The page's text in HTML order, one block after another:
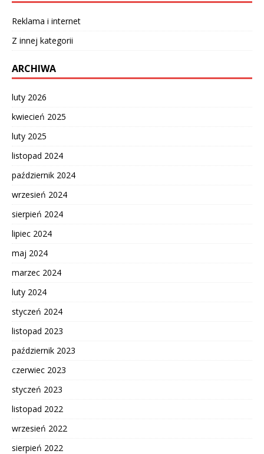
Reklama i internet
Z innej kategorii
ARCHIWA
luty 2026
kwiecień 2025
luty 2025
listopad 2024
październik 2024
wrzesień 2024
sierpień 2024
lipiec 2024
maj 2024
marzec 2024
luty 2024
styczeń 2024
listopad 2023
październik 2023
czerwiec 2023
styczeń 2023
listopad 2022
wrzesień 2022
sierpień 2022